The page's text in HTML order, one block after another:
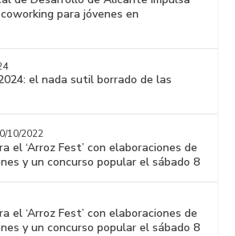
para jóvenes en
el nada sutil borrado de las
10/2022
el ‘Arroz Fest’ con elaboraciones de
y un concurso popular el sábado 8
el ‘Arroz Fest’ con elaboraciones de
y un concurso popular el sábado 8